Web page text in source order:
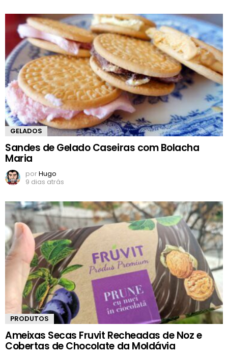
GELADOS
Sandes de Gelado Caseiras com Bolacha
Maria
porHugo
9 dias atrás
PRODUTOS
Ameixas Secas Fruvit Recheadas de Noz e
Cobertas de Chocolate da Moldávia